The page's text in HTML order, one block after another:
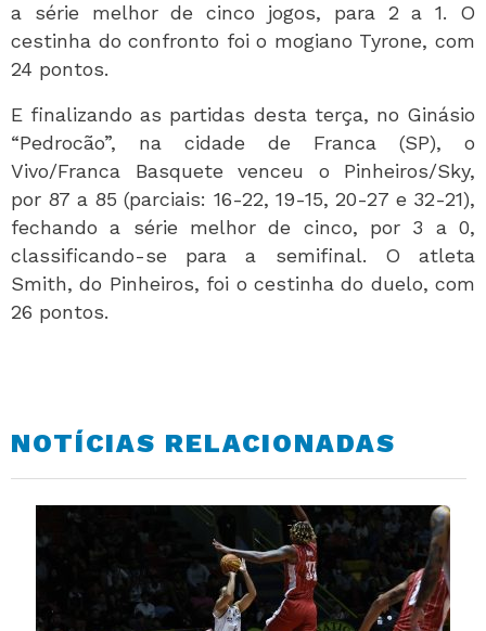
a série melhor de cinco jogos, para 2 a 1. O
cestinha do confronto foi o mogiano Tyrone, com
24 pontos.
E finalizando as partidas desta terça, no Ginásio
“Pedrocão”, na cidade de Franca (SP), o
Vivo/Franca Basquete venceu o Pinheiros/Sky,
por 87 a 85 (parciais: 16-22, 19-15, 20-27 e 32-21),
fechando a série melhor de cinco, por 3 a 0,
classificando-se para a semifinal. O atleta
Smith, do Pinheiros, foi o cestinha do duelo, com
26 pontos.
NOTÍCIAS RELACIONADAS